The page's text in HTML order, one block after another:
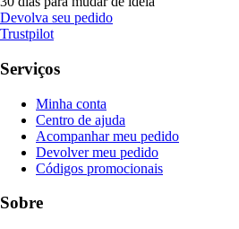
Devolva seu pedido
Trustpilot
Serviços
Minha conta
Centro de ajuda
Acompanhar meu pedido
Devolver meu pedido
Códigos promocionais
Sobre